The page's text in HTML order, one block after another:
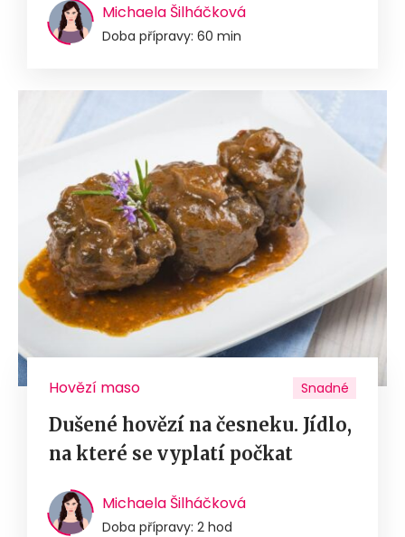
Michaela Šilháčková
Doba přípravy: 60 min
Hovězí maso Snadné
Dušené hovězí na česneku. Jídlo,
na které se vyplatí počkat
Michaela Šilháčková
Doba přípravy: 2 hod